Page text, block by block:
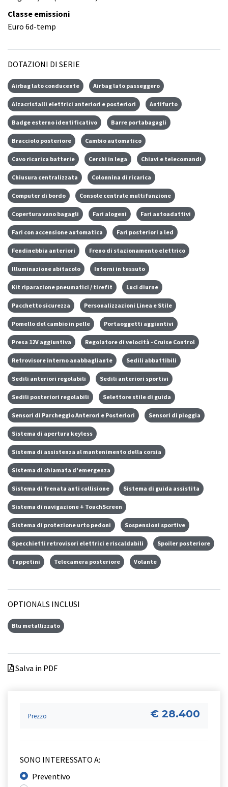
Classe emissioni
Euro 6d-temp
DOTAZIONI DI SERIE
Airbag lato conducente Airbag lato passeggero
Alzacristalli elettrici anteriori e posteriori Antifurto
Badge esterno identificativo Barre portabagagli
Bracciolo posteriore Cambio automatico
Cavo ricarica batterie Cerchi in lega Chiavi e telecomandi
Chiusura centralizzata Colonnina di ricarica
Computer di bordo Console centrale multifunzione
Copertura vano bagagli Fari alogeni Fari autoadattivi
Fari con accensione automatica Fari posteriori a led
Fendinebbia anteriori Freno di stazionamento elettrico
Illuminazione abitacolo Interni in tessuto
Kit riparazione pneumatici / tirefit Luci diurne
Pacchetto sicurezza Personalizzazioni Linea e Stile
Pomello del cambio in pelle Portaoggetti aggiuntivi
Presa 12V aggiuntiva Regolatore di velocità - Cruise Control
Retrovisore interno anabbagliante Sedili abbattibili
Sedili anteriori regolabili Sedili anteriori sportivi
Sedili posteriori regolabili Selettore stile di guida
Sensori di Parcheggio Anterori e Posteriori Sensori di pioggia
Sistema di apertura keyless
Sistema di assistenza al mantenimento della corsia
Sistema di chiamata d'emergenza
Sistema di frenata anti collisione Sistema di guida assistita
Sistema di navigazione + TouchScreen
Sistema di protezione urto pedoni Sospensioni sportive
Specchietti retrovisori elettrici e riscaldabili Spoiler posteriore
Tappetini Telecamera posteriore Volante
OPTIONALS INCLUSI
Blu metallizzato
Salva in PDF
Prezzo € 28.400
SONO INTERESSATO A:
Preventivo